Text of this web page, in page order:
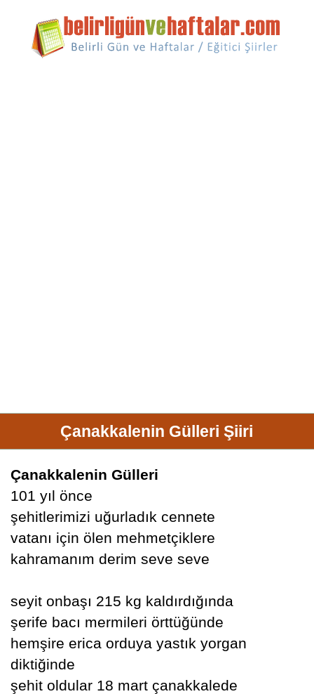
Çanakkalenin Gülleri Şiiri
Çanakkalenin Gülleri
101 yıl önce
şehitlerimizi uğurladık cennete
vatanı için ölen mehmetçiklere
kahramanım derim seve seve
seyit onbaşı 215 kg kaldırdığında
şerife bacı mermileri örttüğünde
hemşire erica orduya yastık yorgan
diktiğinde
şehit oldular 18 mart çanakkalede